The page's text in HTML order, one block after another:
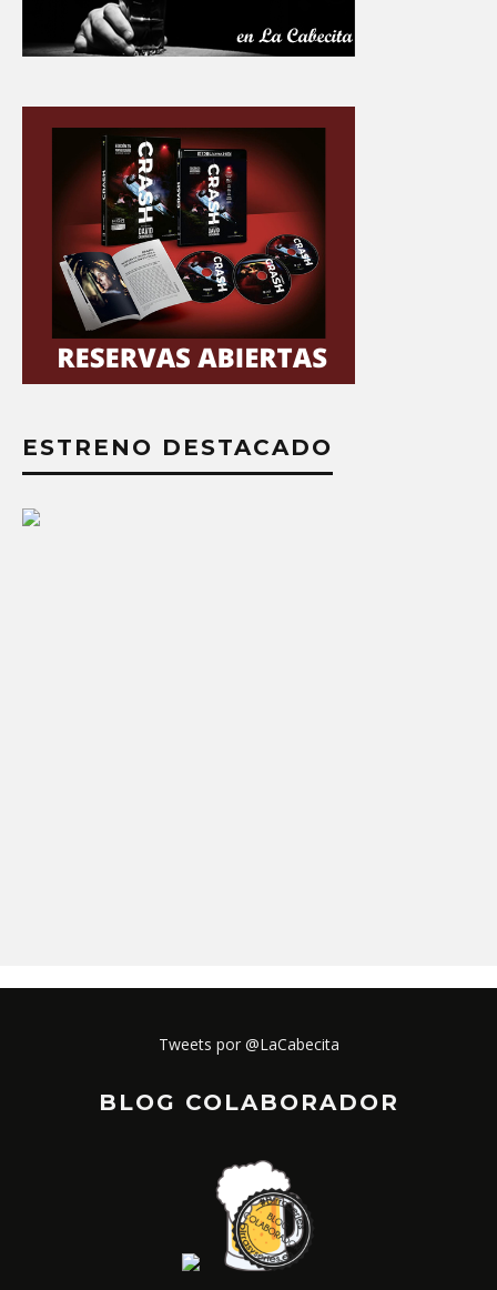
ESTRENO DESTACADO
Tweets por @LaCabecita
BLOG COLABORADOR